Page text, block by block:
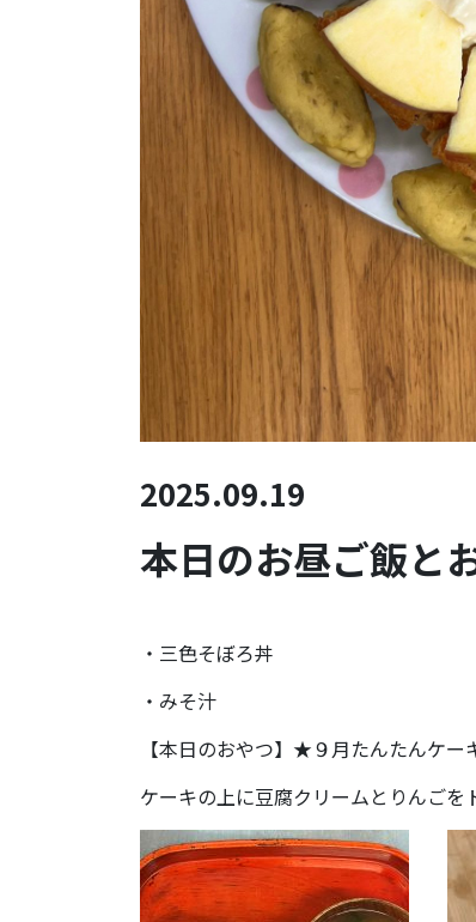
2025.09.19
本日のお昼ご飯と
・三色そぼろ丼
・みそ汁
【本日のおやつ】★９月たんたんケ
ケーキの上に豆腐クリームとりんご